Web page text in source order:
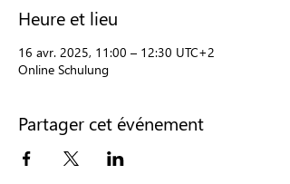
Heure et lieu
16 avr. 2025, 11:00 – 12:30 UTC+2
Online Schulung
Partager cet événement